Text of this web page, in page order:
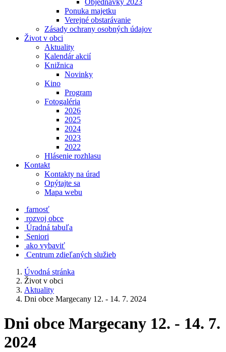
Objednávky 2023
Ponuka majetku
Verejné obstarávanie
Zásady ochrany osobných údajov
Život v obci
Aktuality
Kalendár akcií
Knižnica
Novinky
Kino
Program
Fotogaléria
2026
2025
2024
2023
2022
Hlásenie rozhlasu
Kontakt
Kontakty na úrad
Opýtajte sa
Mapa webu
farnosť
rozvoj obce
Úradná tabuľa
Seniori
ako vybaviť
Centrum zdieľaných služieb
Úvodná stránka
Život v obci
Aktuality
Dni obce Margecany 12. - 14. 7. 2024
Dni obce Margecany 12. - 14. 7.
2024